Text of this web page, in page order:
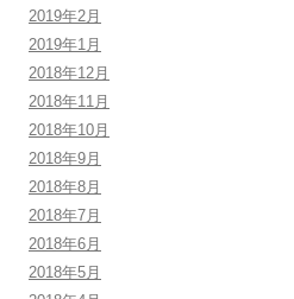
2019年2月
2019年1月
2018年12月
2018年11月
2018年10月
2018年9月
2018年8月
2018年7月
2018年6月
2018年5月